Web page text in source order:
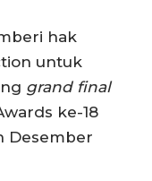
hak
untuk
grand final
ke-18
Desember